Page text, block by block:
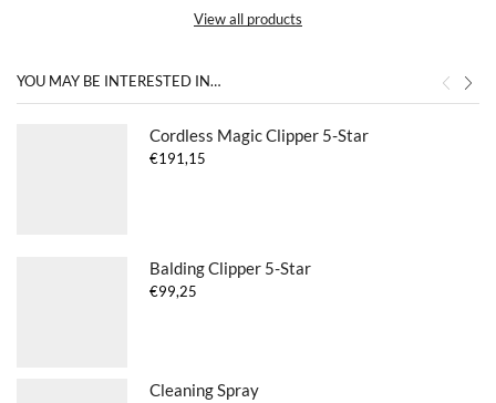
View all products
YOU MAY BE INTERESTED IN…
Cordless Magic Clipper 5-Star
€191,15
Balding Clipper 5-Star
€99,25
Cleaning Spray